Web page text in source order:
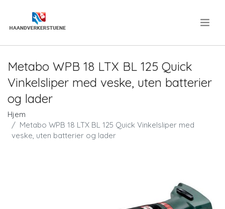
Metabo WPB 18 LTX BL 125 Quick
Vinkelsliper med veske, uten batterier
og lader
Hjem
Metabo WPB 18 LTX BL 125 Quick Vinkelsliper med
veske, uten batterier og lader